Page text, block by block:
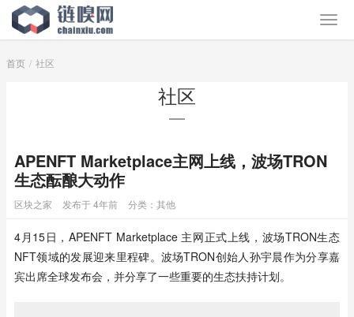
首页 社区
社区
APENFT Marketplace主网上线，波场TRON
生态酝酿大动作
区块之家 发布于 4年前 分类： 其他
4月15日，APENFT Marketplace 主网正式上线，波场TRON生态
NFT领域的发展迎来里程碑。波场TRON创始人孙宇晨作为分享嘉
宾出席全球发布会，并分享了一些重要的生态扶持计划。